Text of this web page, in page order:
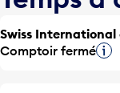
Swiss
Comptoir fermé